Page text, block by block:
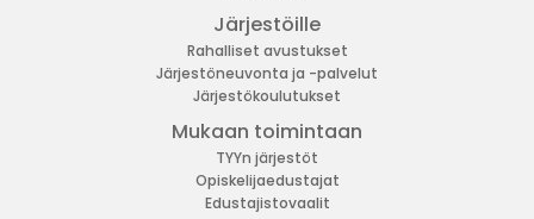
Järjestöille
Rahalliset avustukset
Järjestöneuvonta ja -palvelut
Järjestökoulutukset
Mukaan toimintaan
TYYn järjestöt
Opiskelijaedustajat
Edustajistovaalit